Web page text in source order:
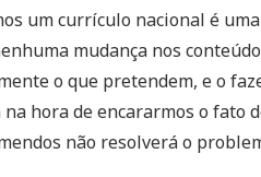
um currículo nacional é
mudança nos
o que pretendem, e o
hora de encararmos o fato
não resolverá o